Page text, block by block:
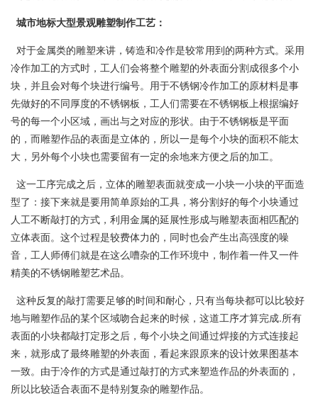
城市地标大型景观雕塑制作工艺：
对于金属类的雕塑来讲，铸造和冷作是较常用到的两种方式。采用
冷作加工的方式时，工人们会将整个雕塑的外表面分割成很多个小
块，并且会对每个块进行编号。用于不锈钢冷作加工的原材料是事
先做好的不同厚度的不锈钢板，工人们需要在不锈钢板上根据编好
号的每一个小区域，画出与之对应的形状。由于不锈钢板是平面
的，而雕塑作品的表面是立体的，所以一是每个小块的面积不能太
大，另外每个小块也需要留有一定的余地来方便之后的加工。
这一工序完成之后，立体的雕塑表面就变成一小块一小块的平面造
型了：接下来就是要用简单原始的工具，将分割好的每个小块通过
人工不断敲打的方式，利用金属的延展性形成与雕塑表面相匹配的
立体表面。这个过程是较费体力的，同时也会产生出高强度的噪
音，工人师傅们就是在这么嘈杂的工作环境中，制作着一件又一件
精美的不锈钢雕塑艺术品。
这种反复的敲打需要足够的时间和耐心，只有当每块都可以比较好
地与雕塑作品的某个区域吻合起来的时候，这道工序才算完成.所有
表面的小块都敲打定形之后，每个小块之间通过焊接的方式连接起
来，就形成了最终雕塑的外表面，看起来跟原来的设计效果图基本
一致。由于冷作的方式是通过敲打的方式来塑造作品的外表面的，
所以比较适合表面不是特别复杂的雕塑作品。